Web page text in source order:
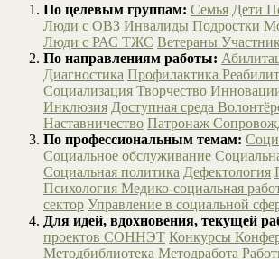
По целевым группам: Семья Дети
Люди с ОВЗ Инвалиды Подростки
Люди с РАС ТЖС Ветераны
По направлениям работы:
Диагностика Профилактика
Социализация Творчество
Инклюзия Доступная среда
Наставничество Патронаж
По профессиональным темам:
Социальное обслуживание
Социальная политика Дефектология
Психология Медико-социальная
сектор Управление в социальной
Для идей, вдохновения, текущей
проектов СОННЭТ Конкурсы
Методбиблиотека Методработа